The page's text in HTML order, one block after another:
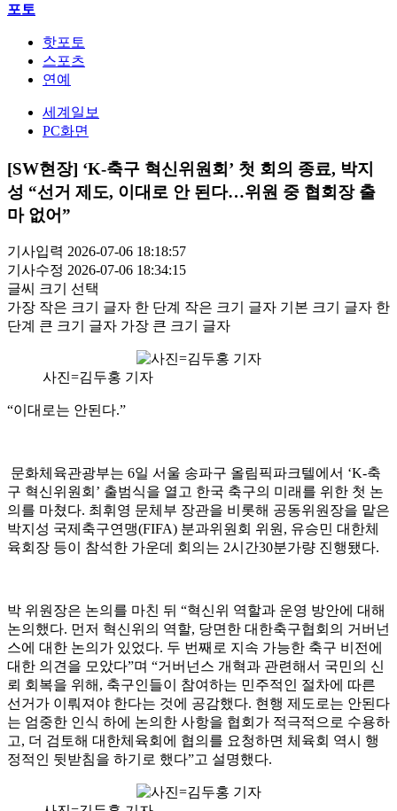
포토
핫포토
스포츠
연예
세계일보
PC화면
[SW현장] ‘K-축구 혁신위원회’ 첫 회의 종료, 박지
성 “선거 제도, 이대로 안 된다…위원 중 협회장 출
마 없어”
기사입력 2026-07-06 18:18:57
기사수정 2026-07-06 18:34:15
글씨 크기 선택
가장 작은 크기 글자 한 단계 작은 크기 글자 기본 크기 글자 한
단계 큰 크기 글자 가장 큰 크기 글자
사진=김두홍 기자
“이대로는 안된다.”
문화체육관광부는 6일 서울 송파구 올림픽파크텔에서 ‘K-축
구 혁신위원회’ 출범식을 열고 한국 축구의 미래를 위한 첫 논
의를 마쳤다. 최휘영 문체부 장관을 비롯해 공동위원장을 맡은
박지성 국제축구연맹(FIFA) 분과위원회 위원, 유승민 대한체
육회장 등이 참석한 가운데 회의는 2시간30분가량 진행됐다.
박 위원장은 논의를 마친 뒤 “혁신위 역할과 운영 방안에 대해
논의했다. 먼저 혁신위의 역할, 당면한 대한축구협회의 거버넌
스에 대한 논의가 있었다. 두 번째로 지속 가능한 축구 비전에
대한 의견을 모았다”며 “거버넌스 개혁과 관련해서 국민의 신
뢰 회복을 위해, 축구인들이 참여하는 민주적인 절차에 따른
선거가 이뤄져야 한다는 것에 공감했다. 현행 제도로는 안된다
는 엄중한 인식 하에 논의한 사항을 협회가 적극적으로 수용하
고, 더 검토해 대한체육회에 협의를 요청하면 체육회 역시 행
정적인 뒷받침을 하기로 했다”고 설명했다.